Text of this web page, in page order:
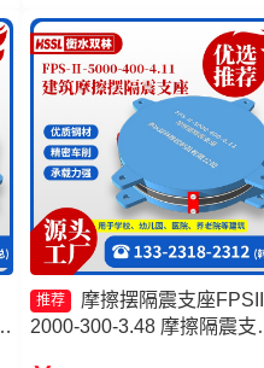
FPS3A厂家
推荐
摩擦摆隔震支座
2000-300-3.48 摩擦隔震支